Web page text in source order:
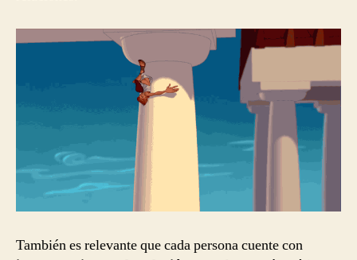
También es relevante que cada persona cuente con